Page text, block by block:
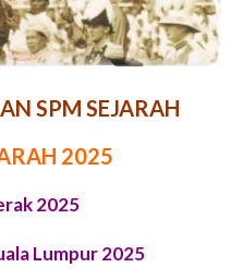
SPM SEJARAH
2025
2025
Lumpur 2025